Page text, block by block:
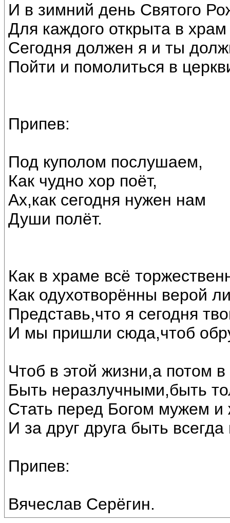
И в зимний день Святого
Для каждого открыта в храм
Сегодня должен я и ты
Пойти и помолиться в
Припев:
Под куполом послушаем,
Как чудно хор поёт,
Ах,как сегодня нужен нам
Души полёт.
Как в храме всё
Как одухотворённы верой
Представь,что я сегодня
И мы пришли сюда,чтоб
Чтоб в этой жизни,а потом в
Быть неразлучными,быть
Стать перед Богом мужем и
И за друг друга быть всегда
Припев:
Вячеслав Серёгин.